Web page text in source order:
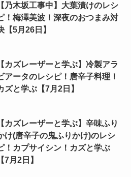
【乃木坂工事中】大葉漬けのレシ
！梅澤美波！深夜のおつまみ対
【5月26日】
【カズレーザーと学ぶ】冷製アラ
アータのレシピ！唐辛子料理！
ズと学ぶ【7月2日】
【カズレーザーと学ぶ】辛味ふり
け(唐辛子の鬼ふりかけ)のレシ
！カプサイシン！カズと学ぶ
【7月2日】